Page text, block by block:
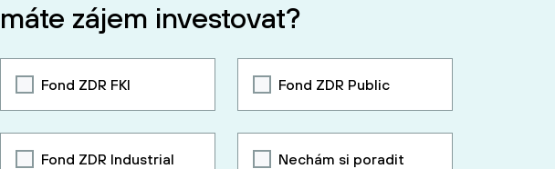
máte zájem investovat?
Fond ZDR FKI Fond ZDR Public
Fond ZDR Industrial Nechám si poradit